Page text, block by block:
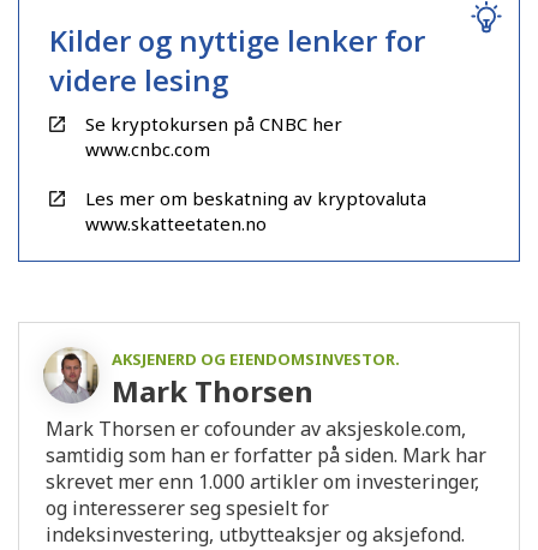
Kilder og nyttige lenker for
videre lesing
Se kryptokursen på CNBC her
www.cnbc.com
Les mer om beskatning av kryptovaluta
www.skatteetaten.no
AKSJENERD OG EIENDOMSINVESTOR.
Mark Thorsen
Mark Thorsen er cofounder av aksjeskole.com,
samtidig som han er forfatter på siden. Mark har
skrevet mer enn 1.000 artikler om investeringer,
og interesserer seg spesielt for
indeksinvestering, utbytteaksjer og aksjefond.